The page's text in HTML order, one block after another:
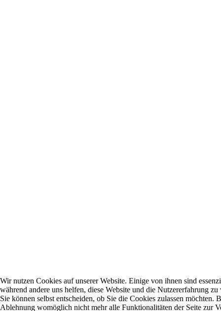
Wir nutzen Cookies auf unserer Website. Einige von ihnen sind
während andere uns helfen, diese Website und die Nutzererfahrung
Sie können selbst entscheiden, ob Sie die Cookies zulassen möchten.
Ablehnung womöglich nicht mehr alle Funktionalitäten der Seite zur